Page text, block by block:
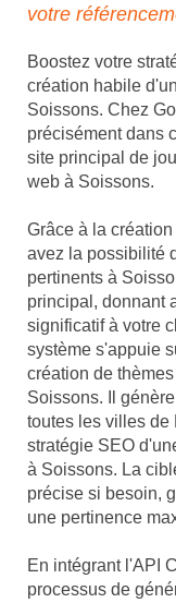
votre
Boostez votre
création habile
Soissons. Chez
précisément dans
site principal de
web à Soissons.
Grâce à la
avez la possibilité
pertinents à
principal, donnant
significatif à votre
système s'appuie
création de
Soissons. Il
toutes les villes de
stratégie SEO
à Soissons. La
précise si besoin,
une pertinence
En intégrant l'API
processus de